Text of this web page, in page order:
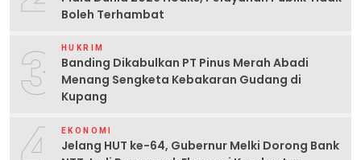
Boleh Terhambat
3 HUKRIM
Banding Dikabulkan PT Pinus Merah Abadi
Menang Sengketa Kebakaran Gudang di
Kupang
EKONOMI
Jelang HUT ke-64, Gubernur Melki Dorong Bank